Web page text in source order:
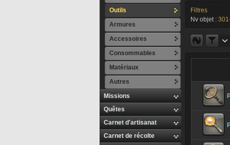
Outils
Armures
Accessoires
Consommables
Matériaux
Autres
Missions
Quêtes
Carnet d'artisanat
Carnet de récolte
Filtres
Nv objet :